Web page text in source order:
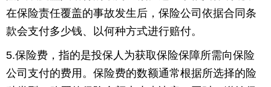
在保险责任覆盖的事故发生后，保险公司依据合同条
款会支付多少钱、以何种方式进行赔付。
5.保险费，指的是投保人为获取保险保障所需向保险
公司支付的费用。保险费的数额通常根据所选择的险